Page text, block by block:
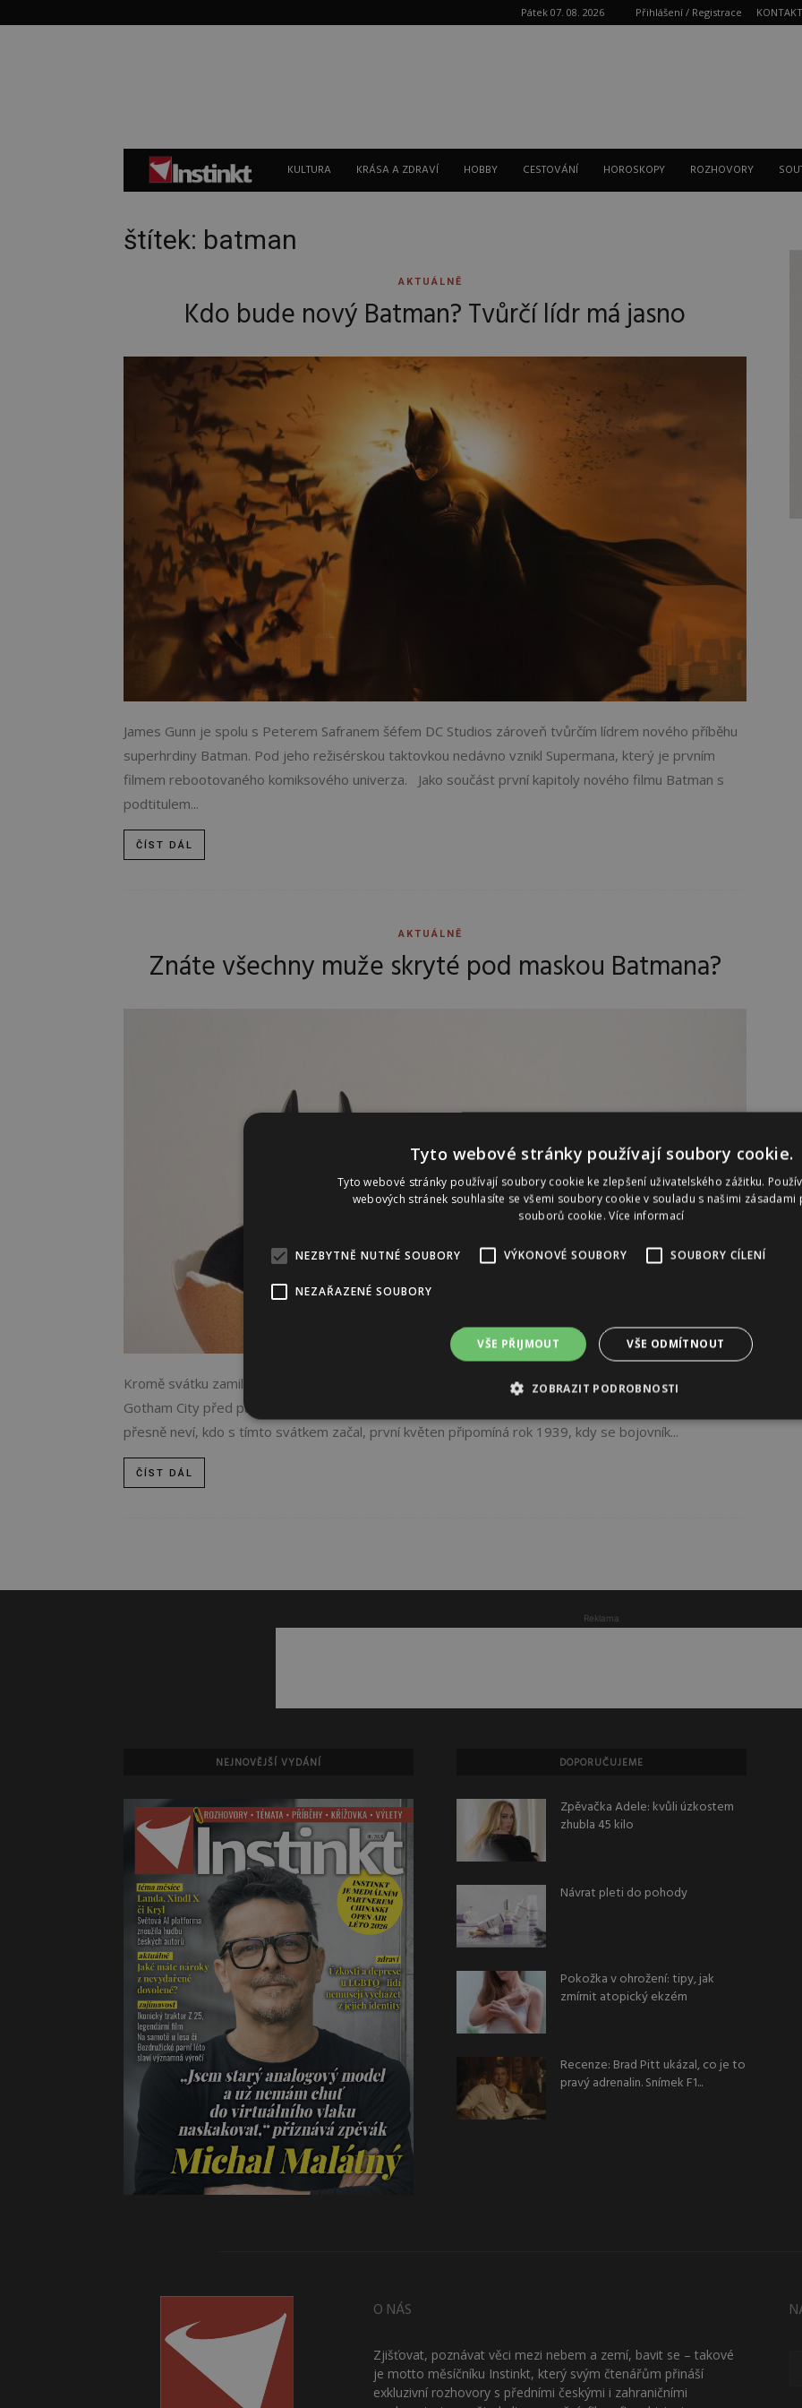
Pátek 07. 08. 2026 Přihlášení / Registrace KONTAKT
Instinkt
KULTURA KRÁSA A ZDRAVÍ HOBBY CESTOVÁNÍ HOROSKOPY ROZHOVORY
štítek: batman
AKTUÁLNĚ
Kdo bude nový Batman? Tvůrčí lídr má jasno
James Gunn je spolu s Peterem Safranem šéfem DC Studios zároveň tvůrčím lídrem nového příběhu
superhrdiny Batman. Pod jeho režisérskou taktovkou nedávno vznikl Supermana, který je prvním
filmem rebootovaného komiksového univerza. Jako součást první kapitoly nového filmu Batman s
podtitulem...
ČÍST DÁL
AKTUÁLNĚ
Znáte všechny muže skryté pod maskou Batmana?
Kromě svátku zamilovaných se dnes neoficiálně slavní i den maskovaného superhrdiny, který chrání
Gotham City před padouchy. Batman patří k nejznámějším komiksovým superhrdinům. Ačkoliv nikdo
přesně neví, kdo s tímto svátkem začal, první květen připomíná rok 1939, kdy se bojovník...
ČÍST DÁL
Reklama
NEJNOVĚJŠÍ VYDÁNÍ DOPORUČUJEME
Zpěvačka Adele: kvůli úzkostem
zhubla 45 kilo
Návrat pleti do pohody
Pokožka v ohrožení: tipy, jak
zmírnit atopický ekzém
Recenze: Brad Pitt ukázal, co je to
pravý adrenalin. Snímek F1...
O NÁS
Zjišťovat, poznávat věci mezi nebem a zemí, bavit se – takové
je motto měsíčníku Instinkt, který svým čtenářům přináší
exkluzivní rozhovory s předními českými i zahraničními
Tyto webové stránky používají soubory cookie.
Tyto webové stránky používají soubory cookie ke zlepšení uživatelského zážitku.
webových stránek souhlasíte se všemi soubory cookie v souladu s našimi zásadami
souborů cookie.Více informací
NEZBYTNĚ NUTNÉ SOUBORY VÝKONOVÉ SOUBORY SOUBORY CÍLENÍ
NEZAŘAZENÉ SOUBORY
VŠE PŘIJMOUT VŠE ODMÍTNOUT
ZOBRAZIT PODROBNOSTI